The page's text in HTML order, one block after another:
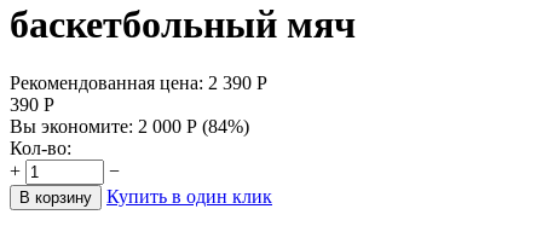
баскетбольный мяч
Рекомендованная цена: 2 390 Р
390 Р
Вы экономите: 2 000 Р (84%)
Кол-во:
+
−
В корзину Купить в один клик